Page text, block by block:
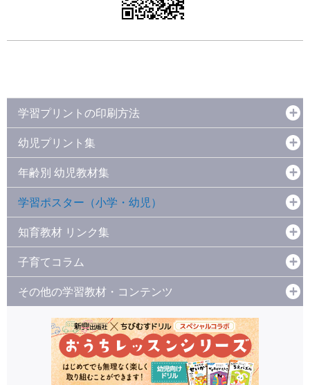
学習プリントの印刷方法
幼児プリント集
年齢別 幼児教材集
学習ポスター（小学・幼児）
知育教材 リンク集
子育てコラム
その他の学習教材・コンテンツ